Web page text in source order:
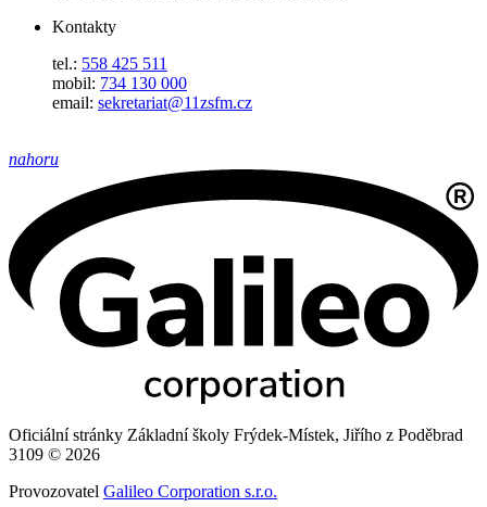
Kontakty
tel.: 558 425 511
mobil: 734 130 000
email: sekretariat@11zsfm.cz
nahoru
Oficiální stránky Základní školy Frýdek-Místek, Jiřího z Poděbrad
3109 © 2026
Provozovatel Galileo Corporation s.r.o.